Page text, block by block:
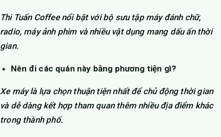
Thi Tuấn Coffee nổi bật với bộ sưu tập máy đánh chữ,
radio, máy ảnh phim và nhiều vật dụng mang dấu ấn thời
gian.
Nên đi các quán này bằng phương tiện gì?
Xe máy là lựa chọn thuận tiện nhất để chủ động thời gian
và dễ dàng kết hợp tham quan thêm nhiều địa điểm khác
trong thành phố.